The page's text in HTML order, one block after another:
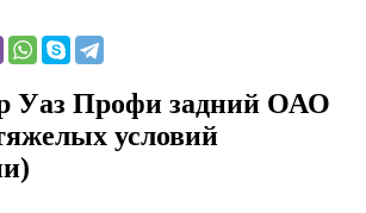
Уаз Профи задний ОАО
условий